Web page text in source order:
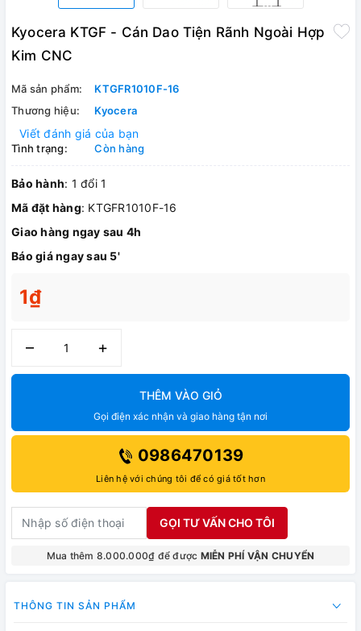
Kyocera KTGF - Cán Dao Tiện Rãnh Ngoài Hợp
Kim CNC
Mã sản phẩm:
KTGFR1010F-16
Thương hiệu:
Kyocera
Viết đánh giá của bạn
Tình trạng: Còn hàng
Bảo hành: 1 đổi 1
Mã đặt hàng: KTGFR1010F-16
Giao hàng ngay sau 4h
Báo giá ngay sau 5'
1₫
– +
THÊM VÀO GIỎ
Gọi điện xác nhận và giao hàng tận nơi
0986470139
Liên hệ với chúng tôi để có giá tốt hơn
GỌI TƯ VẤN CHO TÔI
Mua thêm 8.000.000₫ để được MIỄN PHÍ VẬN CHUYỂN
THÔNG TIN SẢN PHẨM